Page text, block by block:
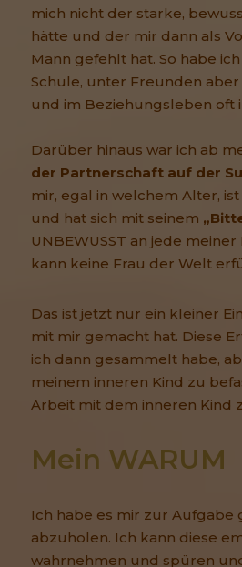
mich nicht der starke,
hätte und der mir dann als
Mann gefehlt hat. So habe
Schule, unter Freunden
und im Beziehungsleben
Darüber hinaus war ich ab
der Partnerschaft auf der
mir, egal in welchem Alter,
und hat sich mit seinem
UNBEWUSST an jede
kann keine Frau der Welt
Das ist jetzt nur ein kleiner
mit mir gemacht hat. Diese
ich dann gesammelt habe,
meinem inneren Kind zu
Arbeit mit dem inneren Kind
Mein WARUM
Ich habe es mir zur
abzuholen. Ich kann diese
wahrnehmen und spüren